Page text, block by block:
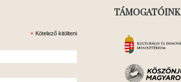
* Kötelező kitölteni
TÁMOGATÓINK